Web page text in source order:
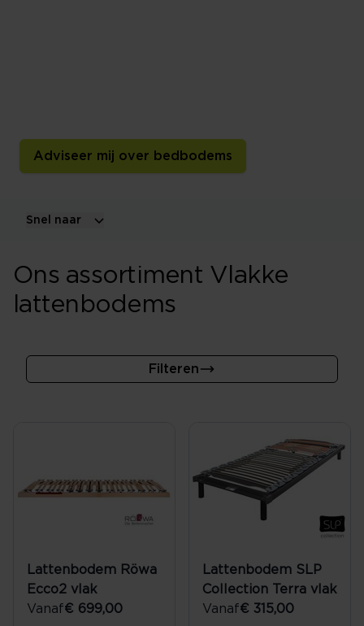
Adviseer mij over bedbodems
Snel naar
Ons assortiment Vlakke
lattenbodems
Filteren
Lattenbodem Röwa
Ecco2 vlak
Vanaf€ 699,00
Lattenbodem SLP
Collection Terra vlak
Vanaf€ 315,00